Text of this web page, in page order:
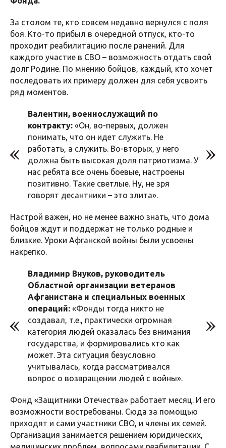
За столом те, кто совсем недавно вернулся с поля
боя. Кто-то прибыл в очередной отпуск, кто-то
проходит реабилитацию после ранений. Для
каждого участие в СВО – возможность отдать свой
долг Родине. По мнению бойцов, каждый, кто хочет
последовать их примеру должен для себя усвоить
ряд моментов.
Валентин, военнослужащий по
контракту: «Он, во-первых, должен
понимать, что он идет служить. Не
работать, а служить. Во-вторых, у него
должна быть высокая доля патриотизма. У
нас ребята все очень боевые, настроены
позитивно. Такие светлые. Ну, не зря
говорят десантники – это элита».
Настрой важен, но не менее важно знать, что дома
бойцов ждут и поддержат не только родные и
близкие. Уроки Афганской войны были усвоены
накрепко.
Владимир Внуков, руководитель
Областной организации ветеранов
Афганистана и специальных военных
операций: «Фонды тогда никто не
создавал, т.е., практически огромная
категория людей оказалась без внимания
государства, и формировались кто как
может. Эта ситуация безусловно
учитывалась, когда рассматривался
вопрос о возвращении людей с войны».
Фонд «Защитники Отечества» работает месяц. И его
возможности востребованы. Сюда за помощью
приходят и сами участники СВО, и члены их семей.
Организация занимается решением юридических,